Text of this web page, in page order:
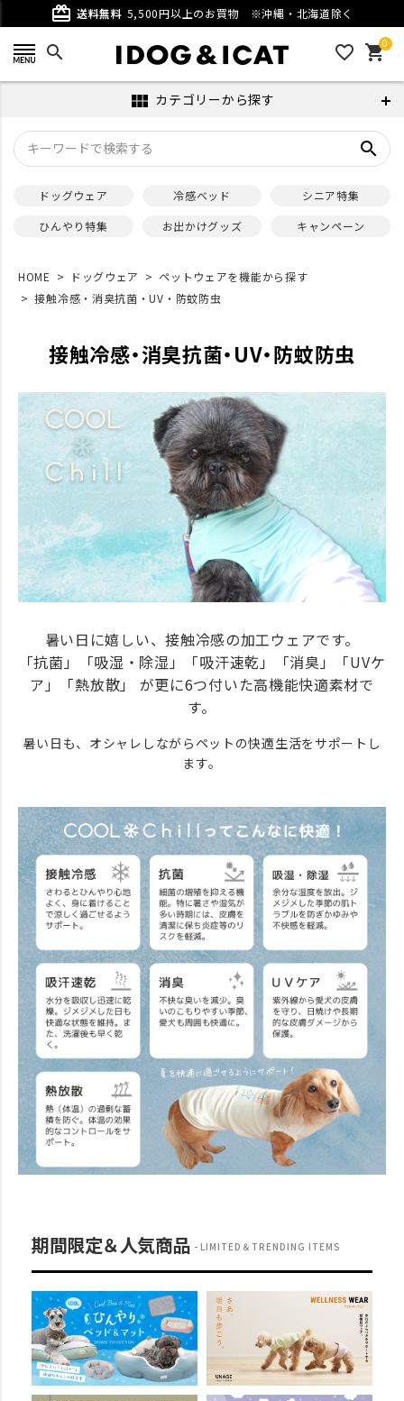
card_giftcard 送料無料 5,500円以上のお買物 ※沖縄・北海道除く
search favorite_outline 0
shopping_cart
view_module カテゴリーから探す
search
ドッグウェア 冷感ベッド
シニア特集
ひんやり特集
お出かけグッズ キャンペーン
HOME ドッグウェア
ペットウェアを機能から探す
接触冷感・消臭抗菌・UV・防蚊防虫
接触冷感・消臭抗菌・UV・防蚊防虫
暑い日に嬉しい、接触冷感の加工ウェアです。
「抗菌」「吸湿・除湿」「吸汗速乾」「消臭」「UVケ
ア」「熱放散」 が更に6つ付いた高機能快適素材で
す。
暑い日も、オシャレしながらペットの快適生活をサポートし
ます。
期間限定＆人気商品 LIMITED＆TRENDING ITEMS